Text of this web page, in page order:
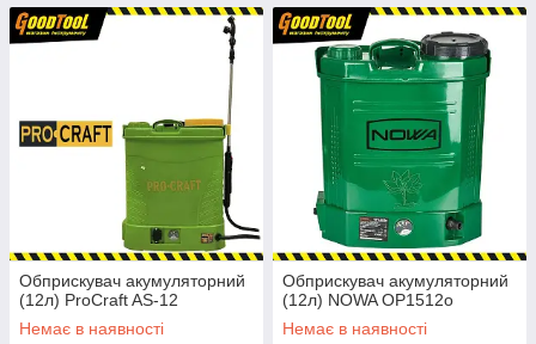
Обприскувач акумуляторний
(12л) ProCraft AS-12
Немає в наявності
Обприскувач акумуляторний
(12л) NOWA OP1512o
Немає в наявності